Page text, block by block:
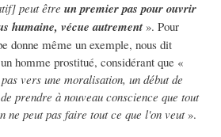
peut être un premier pas pour ouvrir
humaine, vécue autrement». Pour
donne même un exemple, nous dit
homme prostitué, considérant que «
vers une moralisation, un début de
prendre à nouveau conscience que tout
ne peut pas faire tout ce que l'on veut».